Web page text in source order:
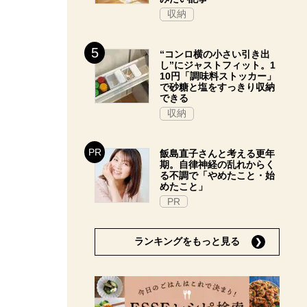
収納
“コンロ横の小さい引き出
し”にジャストフィット。1
10円「調味料ストッカー」
で砂糖と塩をすっきり収納
できる
収納
飯島直子さんと考える更年
期。自律神経の乱れからく
る不調で「やめたこと・始
めたこと」
PR
ランキングをもっと見る